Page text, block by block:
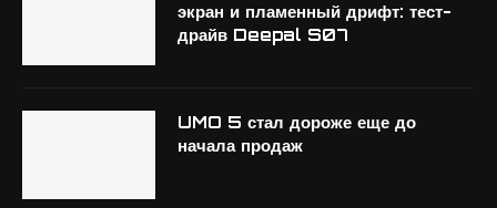
экран и пламенный дрифт: тест-
драйв Deepal S07
UMO 5 стал дороже еще до
начала продаж